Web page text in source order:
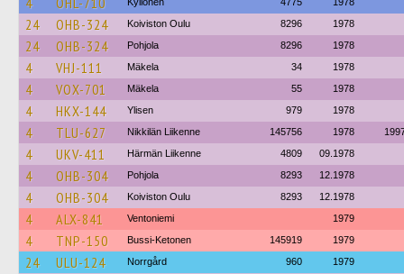
24 OHB-324 Koiviston Oulu 8296 1978
24 OHB-324 Pohjola 8296 1978
4 VHJ-111 Mäkela 34 1978
4 VOX-701 Mäkela 55 1978
4 HKX-144 Ylisen 979 1978
4 TLU-627 Nikkilän Liikenne 145756 1978
4 UKV-411 Härmän Liikenne 4809 09.1978
4 OHB-304 Pohjola 8293 12.1978
4 OHB-304 Koiviston Oulu 8293 12.1978
4 ALX-841 Ventoniemi 1979
4 TNP-150 Bussi-Ketonen 145919 1979
24 ULU-124 Norrgård 960 1979